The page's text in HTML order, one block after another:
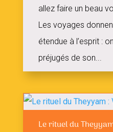
allez faire un beau
Les voyages
étendue à l’esprit :
préjugés de son...
Le rituel du